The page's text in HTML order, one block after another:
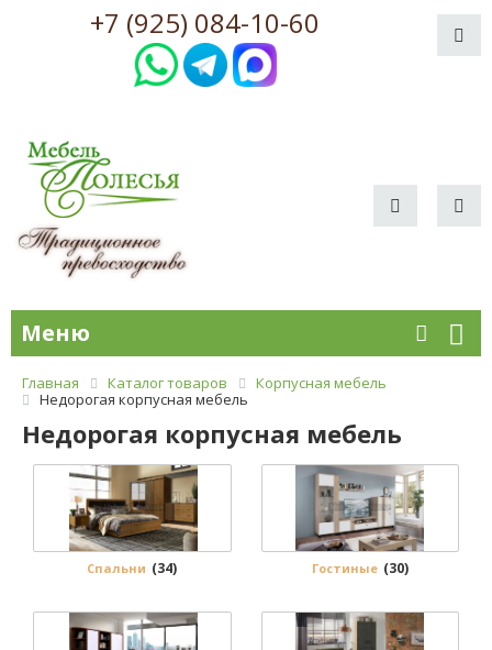
+7 (925) 084-10-60
Меню
Главная Каталог товаров
Корпусная мебель
Недорогая корпусная мебель
Недорогая корпусная мебель
Спальни (34) Гостиные (30)